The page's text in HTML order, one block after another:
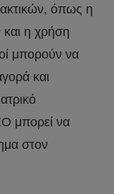
όπως η
και η χρήση
μπορούν να
και
μπορεί να
στον